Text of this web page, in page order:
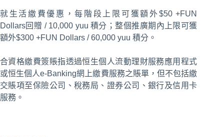
就生活繳費優惠，每階段上限可獲額外$50 +FUN
Dollars回贈 / 10,000 yuu 積分；整個推廣期內上限可獲
額外$300 +FUN Dollars / 60,000 yuu 積分。
合資格繳費簽賬指透過恒生個人流動理財服務應用程式
或恒生個人e-Banking網上繳費服務之賬單，但不包括繳
交賬項至保險公司、稅務局、證券公司、銀行及信用卡
服務。